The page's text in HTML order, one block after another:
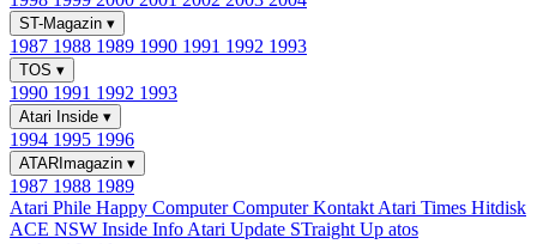
ST-Magazin ▾
1987 1988 1989 1990 1991 1992 1993
TOS ▾
1990 1991 1992 1993
Atari Inside ▾
1994 1995 1996
ATARImagazin ▾
1987 1988 1989
Atari Phile Happy ComputerComputer Kontakt Atari Times Hitdisk
ACE NSW Inside Info Atari Update STraight Up atos